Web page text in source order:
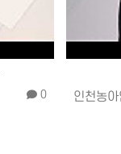
0
인천농아